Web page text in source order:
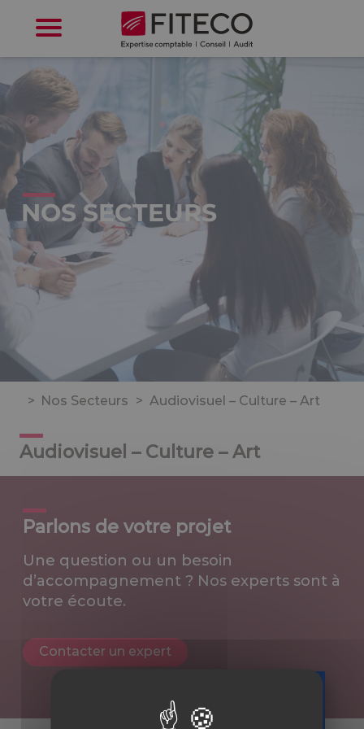
NOS SECTEURS
> Nos Secteurs > Audiovisuel – Culture – Art
Audiovisuel – Culture – Art
Parlons de votre projet
Une question ou un besoin
d’accompagnement ? Nos experts sont à
votre écoute.
Contacter un expert
Cookies management panel
Téléchargez